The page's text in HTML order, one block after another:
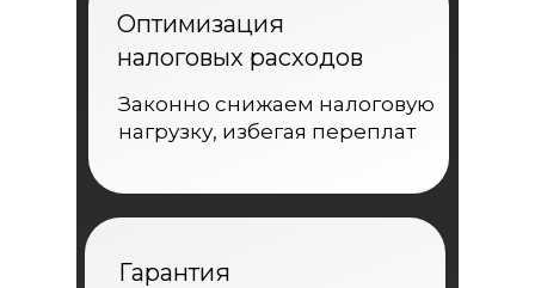
Гарантия
Оптимизация
налоговых расходов
Законно снижаем налоговую
нагрузку, избегая переплат